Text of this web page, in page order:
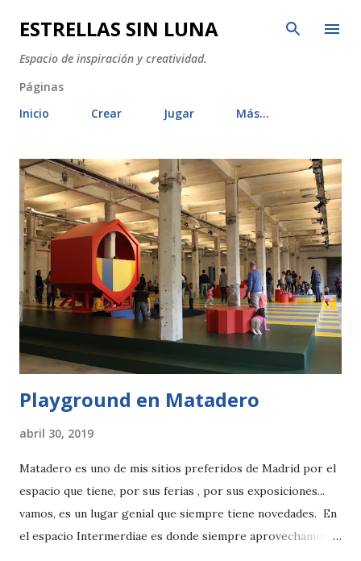
Ir al contenido principal
ESTRELLAS SIN LUNA
Espacio de inspiración y creatividad.
Páginas
Inicio
Crear Jugar Más…
Playground en Matadero
abril 30, 2019
Matadero es uno de mis sitios preferidos de Madrid por el
espacio que tiene, por sus ferias , por sus exposiciones...
vamos, es un lugar genial que siempre tiene novedades. En
el espacio Intermerdiae es donde siempre aprovechamos